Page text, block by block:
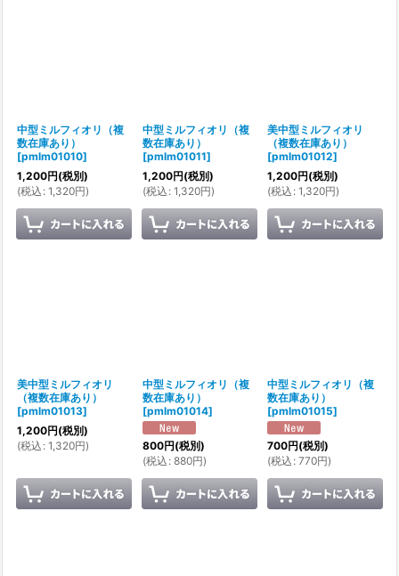
中型ミルフィオリ（複
数在庫あり）
[pmlm01010]
1,200円(税別)
(税込 : 1,320円)
中型ミルフィオリ（複
数在庫あり）
[pmlm01011]
1,200円(税別)
(税込 : 1,320円)
美中型ミルフィオリ
（複数在庫あり）
[pmlm01012]
1,200円(税別)
(税込 : 1,320円)
美中型ミルフィオリ
（複数在庫あり）
[pmlm01013]
1,200円(税別)
(税込 : 1,320円)
中型ミルフィオリ（複
数在庫あり）
[pmlm01014]
800円(税別)
(税込 : 880円)
中型ミルフィオリ（複
数在庫あり）
[pmlm01015]
700円(税別)
(税込 : 770円)